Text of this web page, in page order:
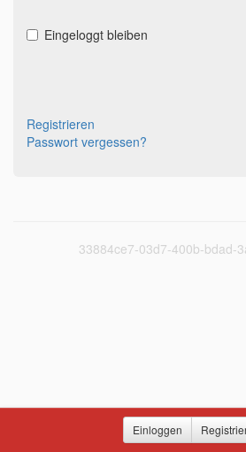
Eingeloggt bleiben
Registrieren
Passwort vergessen?
Einloggen
33884ce7-03d7-400b-bdad-